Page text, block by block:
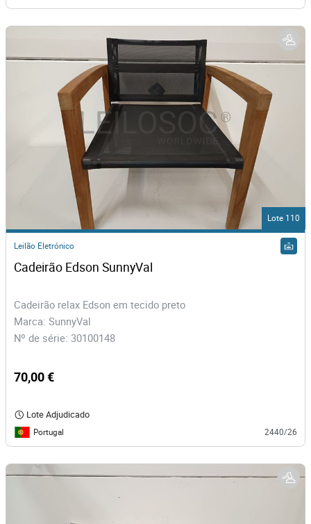
Lote 110
Leilão Eletrónico
Cadeirão Edson SunnyVal
Cadeirão relax Edson em tecido preto
Marca: SunnyVal
Nº de série: 30100148
70,00 €
Lote Adjudicado
Portugal 2440/26